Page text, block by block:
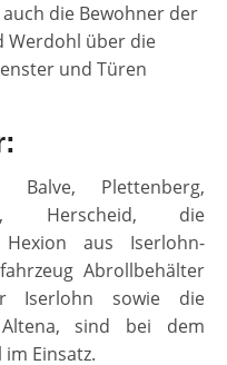
die Bewohner der
Werdohl über die
und Türen
Balve, Plettenberg,
Herscheid, die
aus Iserlohn-
Abrollbehälter
Iserlohn sowie die
sind bei dem
Einsatz.